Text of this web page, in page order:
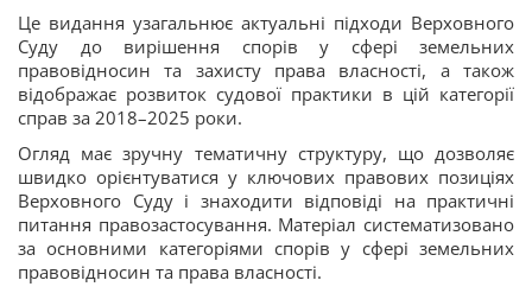
Це видання узагальнює актуальні підходи Верховного
Суду до вирішення спорів у сфері земельних
правовідносин та захисту права власності, а також
відображає розвиток судової практики в цій категорії
справ за 2018–2025 роки.
Огляд має зручну тематичну структуру, що дозволяє
швидко орієнтуватися у ключових правових позиціях
Верховного Суду і знаходити відповіді на практичні
питання правозастосування. Матеріал систематизовано
за основними категоріями спорів у сфері земельних
правовідносин та права власності.